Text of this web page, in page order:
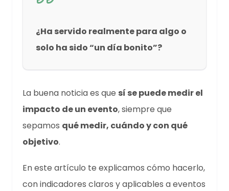
¿Ha servido realmente para algo o
solo ha sido “un día bonito”?
La buena noticia es que sí se puede medir el
impacto de un evento, siempre que
sepamos qué medir, cuándo y con qué
objetivo.
En este artículo te explicamos cómo hacerlo,
con indicadores claros y aplicables a eventos